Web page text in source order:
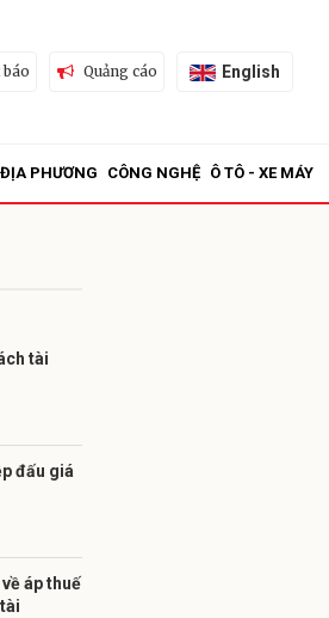
Quảng cáo English
PHƯƠNG CÔNG NGHỆ Ô TÔ - XE MÁY
tài
đấu giá
áp thuế